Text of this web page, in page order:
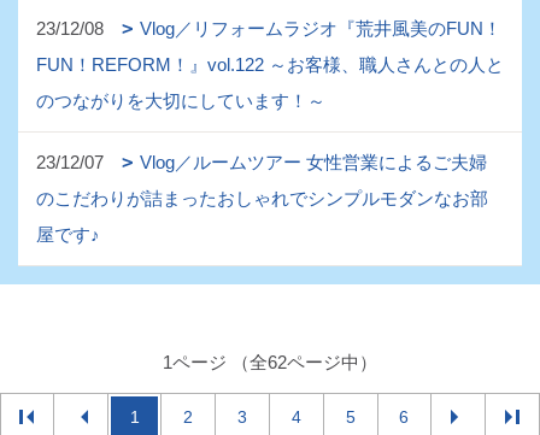
23/12/08
Vlog／リフォームラジオ『荒井風美のFUN！
FUN！REFORM！』vol.122 ～お客様、職人さんとの人と
のつながりを大切にしています！～
23/12/07
Vlog／ルームツアー 女性営業によるご夫婦
のこだわりが詰まったおしゃれでシンプルモダンなお部
屋です♪
1ページ （全62ページ中）
1 2 3 4 5 6